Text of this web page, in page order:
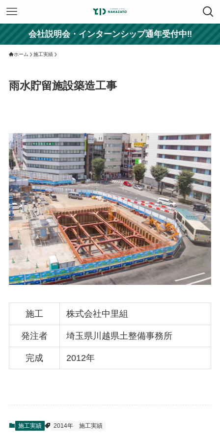
会社説明会・インターンシップ通年受付中‼
ホーム 施工実績
雨水貯留施設築造工事
施工 株式会社中里組
発注者 埼玉県川越県土整備事務所
完成 2012年
施工実績 2014年 施工実績